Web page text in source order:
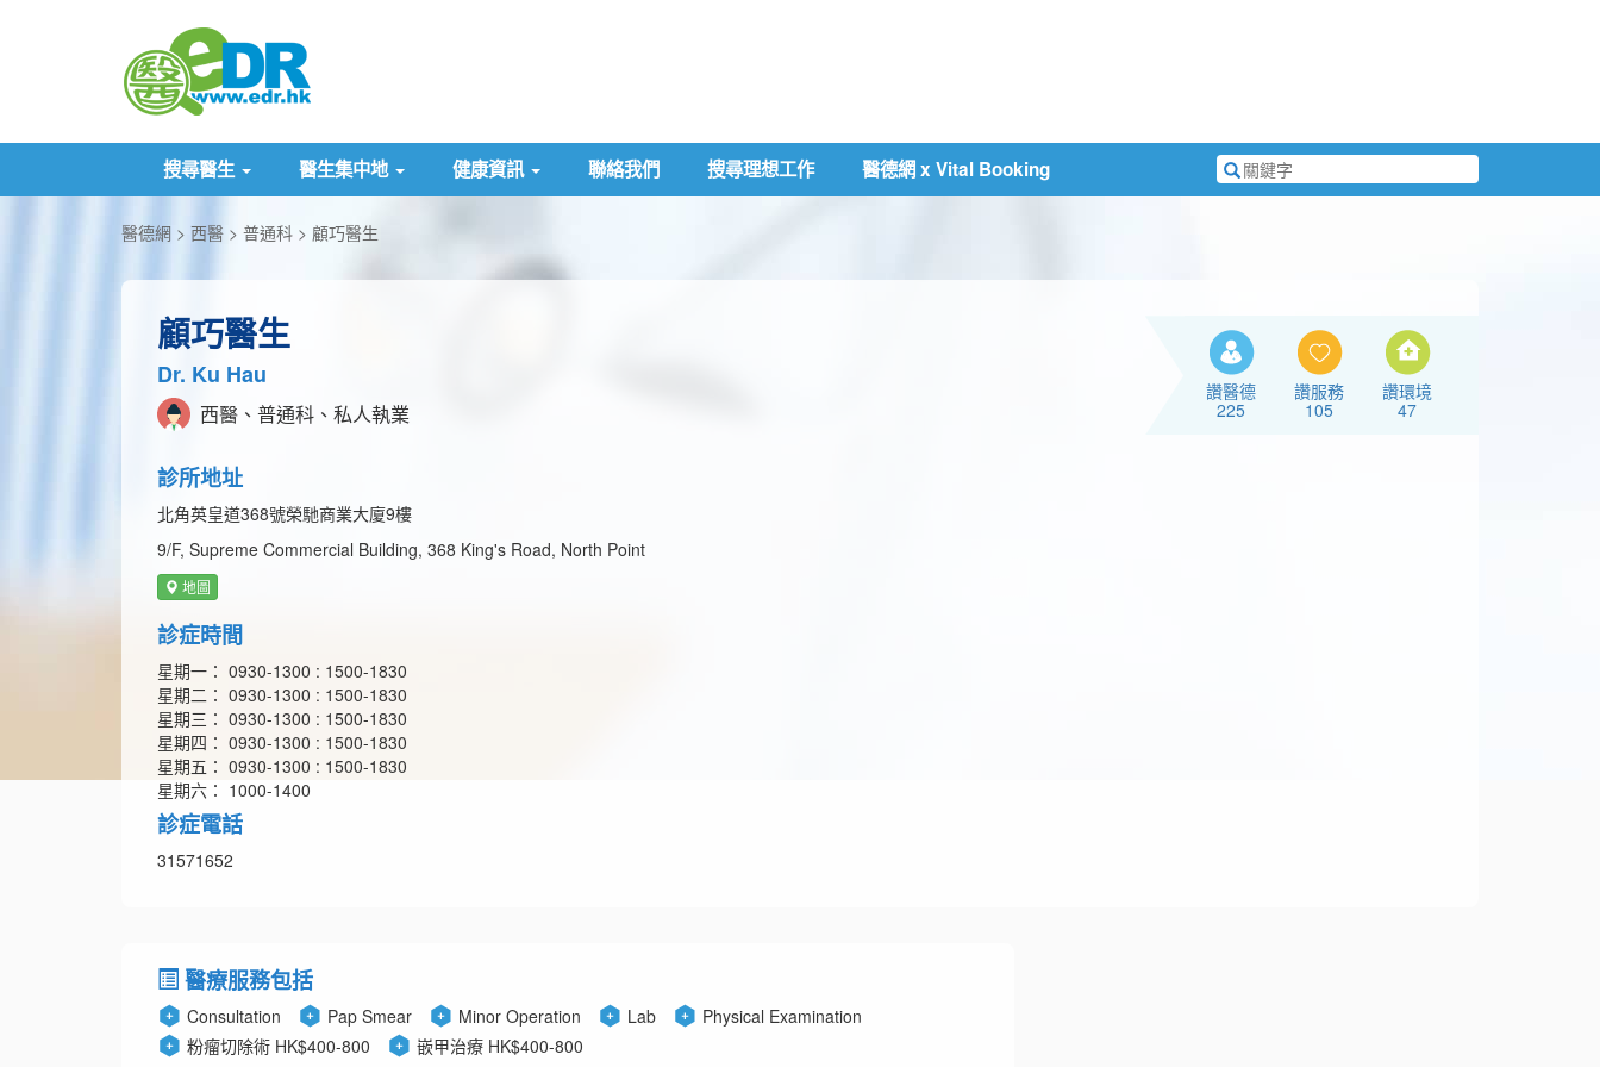
搜尋醫生 醫生集中地 健康資訊 聯絡我們 搜尋理想工作 醫德網 x Vital Booking
搜
尋
醫德網 西醫 普通科 顧巧醫生
顧巧醫生
Dr. Ku Hau
西醫、普通科、私人執業
診所地址
北角英皇道368號榮馳商業大廈9樓
9/F, Supreme Commercial Building, 368 King's Road, North Point
地圖
診症時間
星期一： 0930-1300 : 1500-1830
星期二： 0930-1300 : 1500-1830
星期三： 0930-1300 : 1500-1830
星期四： 0930-1300 : 1500-1830
星期五： 0930-1300 : 1500-1830
星期六： 1000-1400
診症電話
31571652
讚醫德
225
讚服務
105
讚環境
47
醫療服務包括
Consultation Pap Smear Minor Operation Lab
Physical Examination
粉瘤切除術 HK$400-800
嵌甲治療 HK$400-800